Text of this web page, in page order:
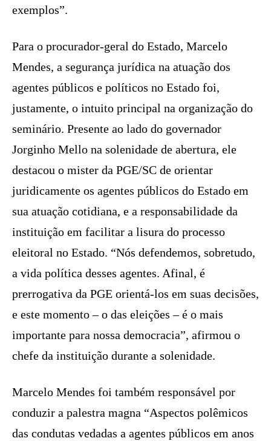
exemplos”.
Para o procurador-geral do Estado, Marcelo
Mendes, a segurança jurídica na atuação dos
agentes públicos e políticos no Estado foi,
justamente, o intuito principal na organização do
seminário. Presente ao lado do governador
Jorginho Mello na solenidade de abertura, ele
destacou o mister da PGE/SC de orientar
juridicamente os agentes públicos do Estado em
sua atuação cotidiana, e a responsabilidade da
instituição em facilitar a lisura do processo
eleitoral no Estado. “Nós defendemos, sobretudo,
a vida política desses agentes. Afinal, é
prerrogativa da PGE orientá-los em suas decisões,
e este momento – o das eleições – é o mais
importante para nossa democracia”, afirmou o
chefe da instituição durante a solenidade.
Marcelo Mendes foi também responsável por
conduzir a palestra magna “Aspectos polêmicos
das condutas vedadas a agentes públicos em anos